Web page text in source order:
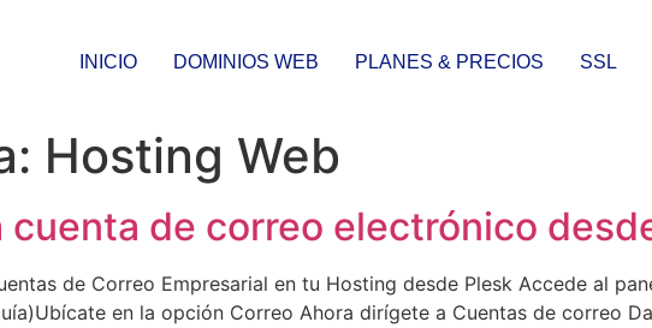
INICIO DOMINIOS WEB PLANES & PRECIOS SSL
Hosting Web
cuenta de correo electrónico
de Correo Empresarial en tu Hosting desde Plesk Accede al
en la opción Correo Ahora dirígete a Cuentas de correo